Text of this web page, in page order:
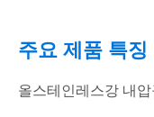
주요 제품 특징
올스테인레스강 내